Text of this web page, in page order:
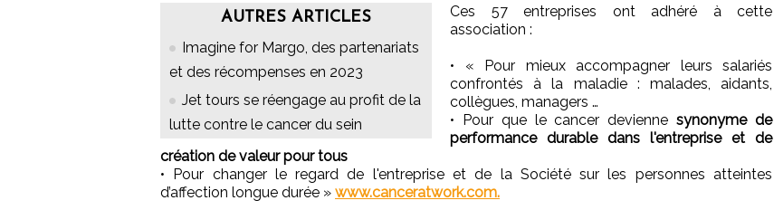
AUTRES ARTICLES
Imagine for Margo, des partenariats
et des récompenses en 2023
Jet tours se réengage au profit de la
lutte contre le cancer du sein
Ces 57 entreprises ont adhéré à cette
association :
• « Pour mieux accompagner leurs salariés
confrontés à la maladie : malades, aidants,
collègues, managers …
• Pour que le cancer deviennesynonyme de
performance durable dans l'entreprise et de
création de valeur pour tous
• Pour changer le regard de l'entreprise et de la Société sur les personnes atteintes
d’affection longue durée » www.canceratwork.com.